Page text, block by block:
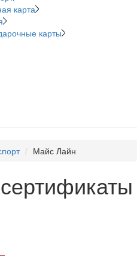
карта
карты
Майс Лайн